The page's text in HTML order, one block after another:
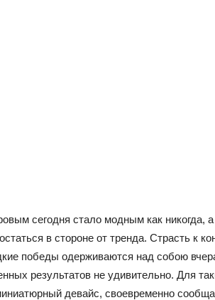
сегодня стало модным как никогда,
в стороне от тренда. Страсть к
победы одерживаются над собою
результатов не удивительно. Для
девайс, своевременно